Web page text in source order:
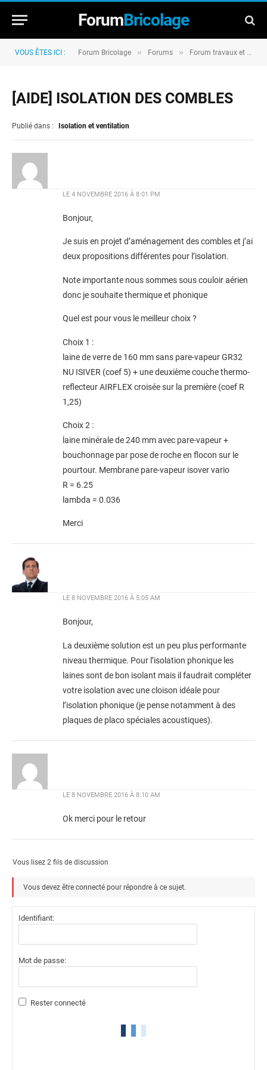
ForumBricolage
VOUS ÊTES ICI : Forum Bricolage » Forums » Forum travaux et rénovation
[AIDE] ISOLATION DES COMBLES
Publié dans : Isolation et ventilation
LE 4 NOVEMBRE 2016 À 8:01 PM
Bonjour,
Je suis en projet d’aménagement des combles et j’ai
deux propositions différentes pour l’isolation.
Note importante nous sommes sous couloir aérien
donc je souhaite thermique et phonique
Quel est pour vous le meilleur choix ?
Choix 1 :
laine de verre de 160 mm sans pare-vapeur GR32
NU ISIVER (coef 5) + une deuxième couche thermo-
reflecteur AIRFLEX croisée sur la première (coef R
1,25)
Choix 2 :
laine minérale de 240 mm avec pare-vapeur +
bouchonnage par pose de roche en flocon sur le
pourtour. Membrane pare-vapeur isover vario
R = 6.25
lambda = 0.036
Merci
LE 8 NOVEMBRE 2016 À 5:05 AM
Bonjour,
La deuxième solution est un peu plus performante
niveau thermique. Pour l’isolation phonique les
laines sont de bon isolant mais il faudrait compléter
votre isolation avec une cloison idéale pour
l’isolation phonique (je pense notamment à des
plaques de placo spéciales acoustiques).
LE 8 NOVEMBRE 2016 À 8:10 AM
Ok merci pour le retour
Vous lisez 2 fils de discussion
Vous devez être connecté pour répondre à ce sujet.
Identifiant:
Mot de passe:
Rester connecté